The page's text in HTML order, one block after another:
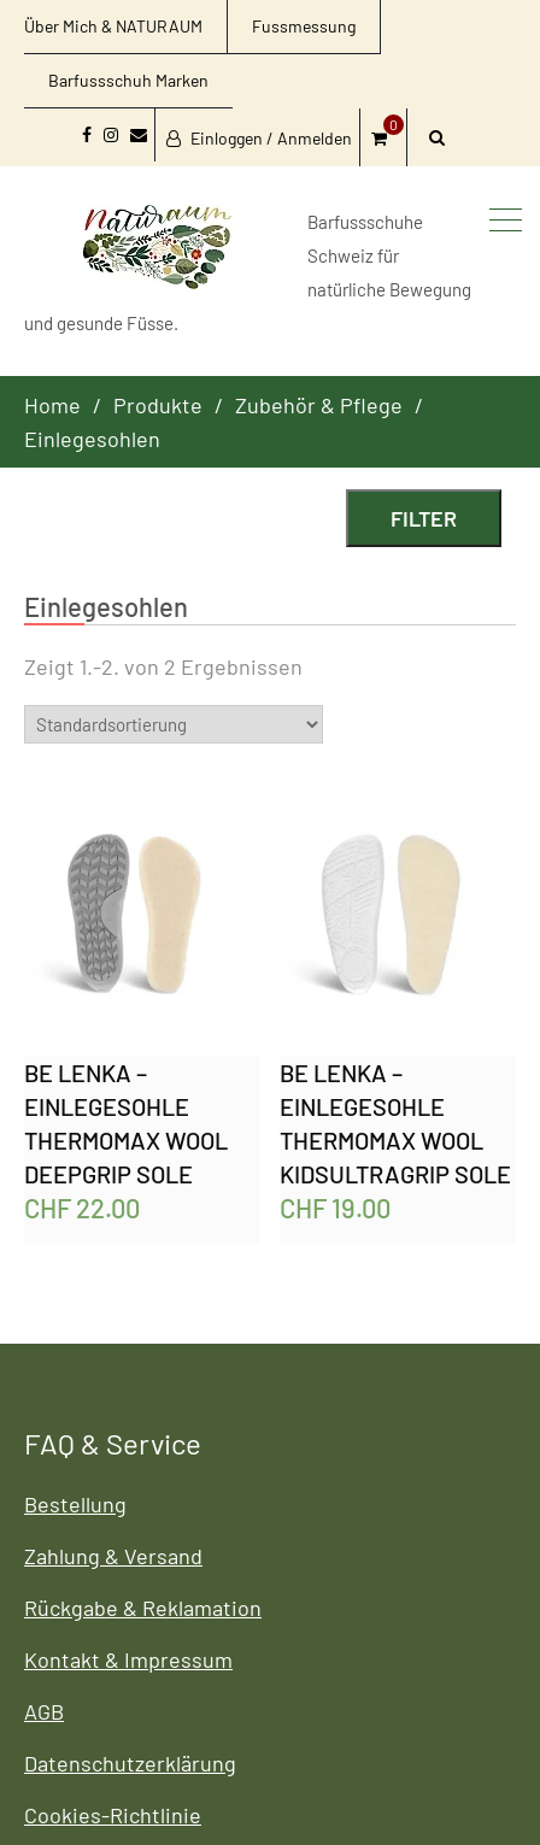
Über Mich & NATURAUM Fussmessung
Barfussschuh Marken
Facebook
Instagram
Email
Einloggen / Anmelden
0
Barfussschuhe
Schweiz für
natürliche Bewegung
und gesunde Füsse.
Home Produkte
Zubehör & Pflege
Einlegesohlen
Einlegesohlen
Zeigt 1.-2. von 2 Ergebnissen
BE LENKA –
EINLEGESOHLE
THERMOMAX WOOL
DEEPGRIP SOLE
CHF22.00
BE LENKA –
EINLEGESOHLE
THERMOMAX WOOL
KIDSULTRAGRIP SOLE
CHF19.00
FILTER
FAQ & Service
Bestellung
Zahlung & Versand
Rückgabe & Reklamation
Kontakt & Impressum
AGB
Datenschutzerklärung
Cookies-Richtlinie